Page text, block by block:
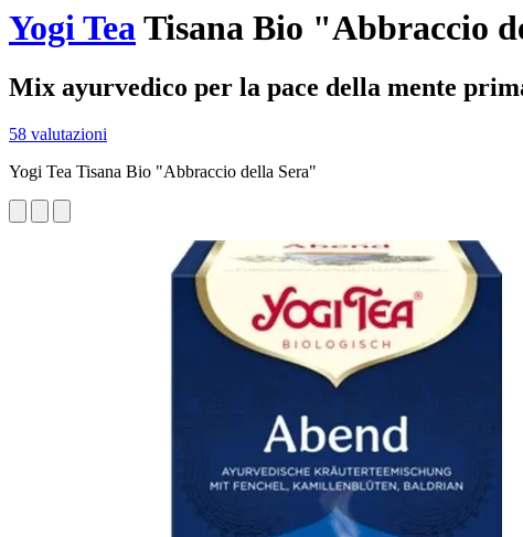
Yogi TeaTisana Bio "Abbraccio
Mix ayurvedico per la pace della mente
58 valutazioni
Yogi Tea Tisana Bio "Abbraccio della Sera"